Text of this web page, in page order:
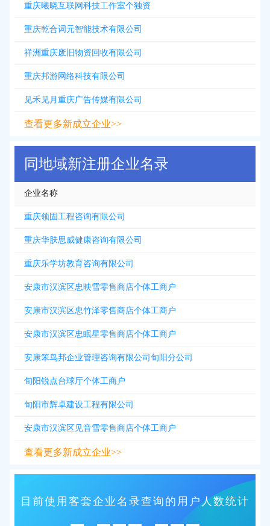
重庆曦晓互联网科技工作室个独资
重庆乾合词元智能技术有限公司
祥洲重庆废旧物资回收有限公司
重庆邦游网络科技有限公司
见禾见月重庆广告传媒有限公司
查看更多新成立企业>>
同地域新注册企业名录
企业名称
重庆领固工程咨询有限公司
重庆华肤思威健康咨询有限公司
重庆乐学坊教育咨询有限公司
安康市汉滨区忠映雪零售商店个体工商户
安康市汉滨区忠竹泽零售商店个体工商户
安康市汉滨区忠眠星零售商店个体工商户
安康笨鸟邦企业管理咨询有限公司旬阳分公司
旬阳锐点台球厅个体工商户
旬阳市辉卓建设工程有限公司
安康市汉滨区见音雪零售商店个体工商户
查看更多新成立企业>>
目前使用客套企业名录查询的用户人数统计